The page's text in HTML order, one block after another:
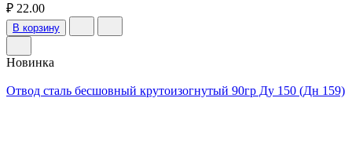
₽ 22.00
В корзину
Новинка
Отвод сталь бесшовный крутоизогнутый 90гр Ду 150 (Дн 159)